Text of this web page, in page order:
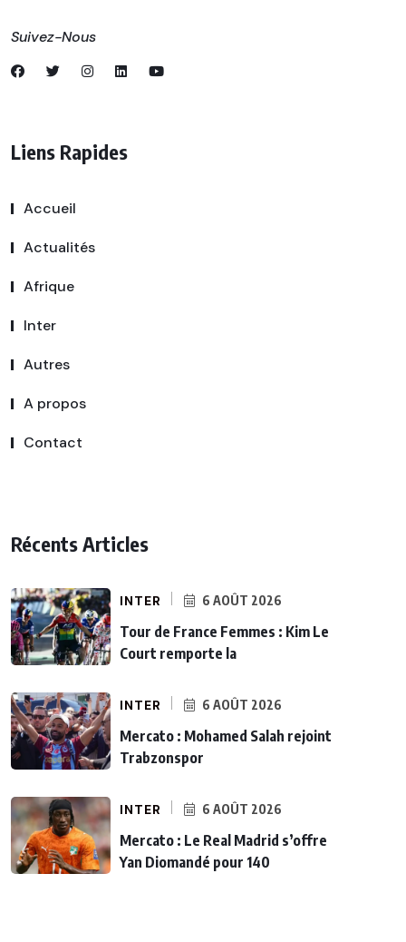
Suivez-Nous
Liens Rapides
Accueil
Actualités
Afrique
Inter
Autres
A propos
Contact
Récents Articles
INTER 6 AOÛT 2026
Tour de France Femmes : Kim Le
Court remporte la
INTER 6 AOÛT 2026
Mercato : Mohamed Salah rejoint
Trabzonspor
INTER 6 AOÛT 2026
Mercato : Le Real Madrid s’offre
Yan Diomandé pour 140